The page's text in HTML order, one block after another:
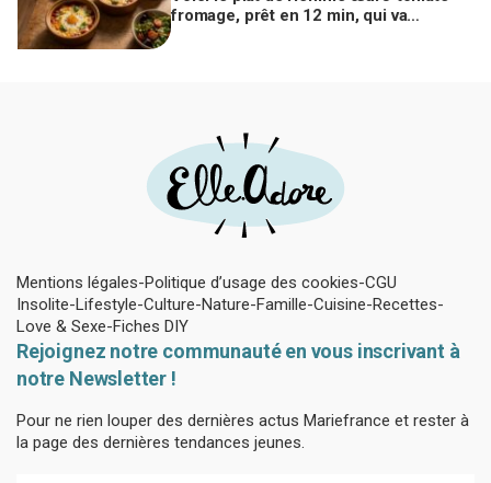
fromage, prêt en 12 min, qui va
Mentions légales Politique d’usage des cookies CGU
Insolite Lifestyle Culture Nature Famille Cuisine Recettes
Love & Sexe Fiches DIY
Rejoignez notre communauté en vous inscrivant à
notre Newsletter !
Pour ne rien louper des dernières actus Mariefrance et rester à
la page des dernières tendances jeunes.